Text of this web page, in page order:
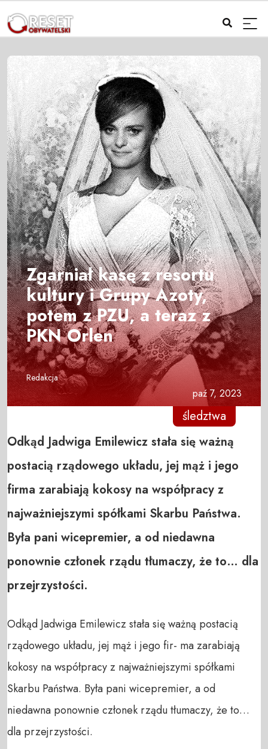
Zgarniał kasę z resortu
kultury i Grupy Azoty,
potem z PZU, a teraz z
PKN Orlen
Redakcja
paź 7, 2023
śledztwa
Odkąd Jadwiga Emilewicz stała się ważną
postacią rządowego układu, jej mąż i jego
firma zarabiają kokosy na współpracy z
najważniejszymi spółkami Skarbu Państwa.
Była pani wicepremier, a od niedawna
ponownie członek rządu tłumaczy, że to… dla
przejrzystości.
Odkąd Jadwiga Emilewicz stała się ważną postacią
rządowego układu, jej mąż i jego fir- ma zarabiają
kokosy na współpracy z najważniejszymi spółkami
Skarbu Państwa. Była pani wicepremier, a od
niedawna ponownie członek rządu tłumaczy, że to…
dla przejrzystości.